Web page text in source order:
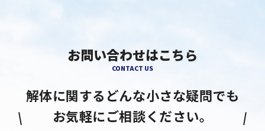
お問い合わせはこちら
CONTACT US
解体に関するどんな小さな疑問でも
お気軽にご相談ください。